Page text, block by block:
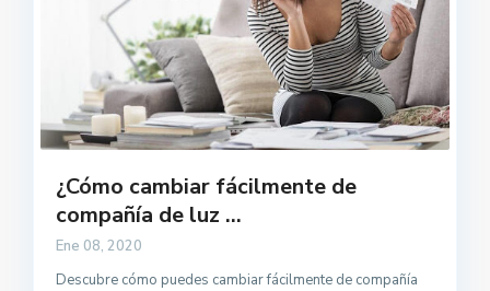
¿Cómo cambiar fácilmente de
compañía de luz ...
Ene 08, 2020
Descubre cómo puedes cambiar fácilmente de compañía